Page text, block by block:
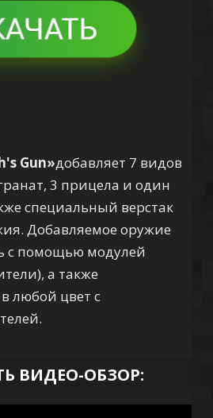
Gun»добавляет 7 видов
3 прицела и один
специальный верстак
Добавляемое оружие
с помощью модулей
а также
любой цвет с
ВИДЕО-ОБЗОР: